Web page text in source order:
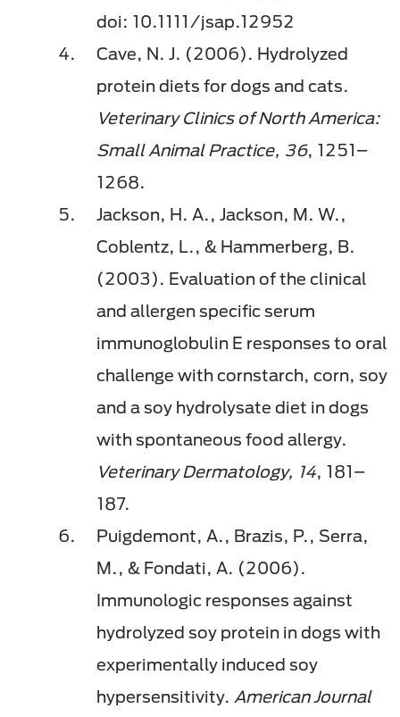
doi: 10.1111/jsap.12952
Cave, N. J. (2006). Hydrolyzed
protein diets for dogs and cats.
Veterinary Clinics of North America:
Small Animal Practice, 36, 1251–
1268.
Jackson, H. A., Jackson, M. W.,
Coblentz, L., & Hammerberg, B.
(2003). Evaluation of the clinical
and allergen specific serum
immunoglobulin E responses to oral
challenge with cornstarch, corn, soy
and a soy hydrolysate diet in dogs
with spontaneous food allergy.
Veterinary Dermatology, 14, 181–
187.
Puigdemont, A., Brazis, P., Serra,
M., & Fondati, A. (2006).
Immunologic responses against
hydrolyzed soy protein in dogs with
experimentally induced soy
hypersensitivity. American Journal